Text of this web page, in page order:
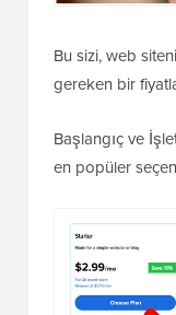
Bu sizi, web
gereken bir
Başlangıç ve
en popüler